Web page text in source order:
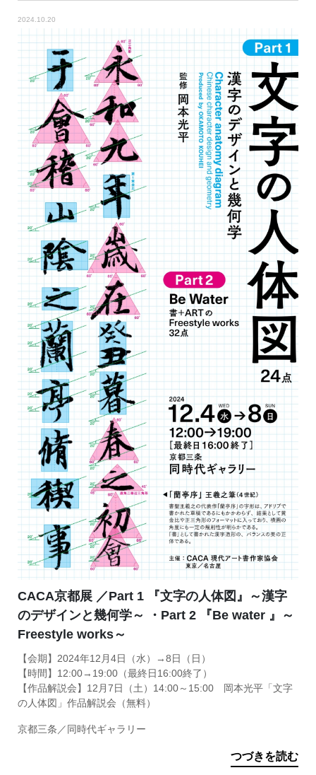
2024.10.20
CACA京都展 ／Part 1 『文字の人体図』～漢字
のデザインと幾何学～ ・Part 2 『Be water 』～
Freestyle works～
【会期】2024年12月4日（水）→8日（日）
【時間】12:00→19:00（最終日16:00終了）
【作品解説会】12月7日（土）14:00～15:00 岡本光平「文字
の人体図」作品解説会（無料）
京都三条／同時代ギャラリー
つづきを読む